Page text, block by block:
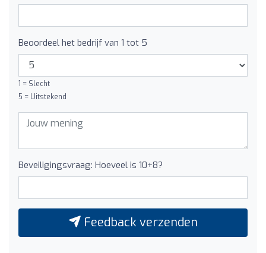
Beoordeel het bedrijf van 1 tot 5
1 = Slecht
5 = Uitstekend
Beveiligingsvraag: Hoeveel is 10+8?
Feedback verzenden